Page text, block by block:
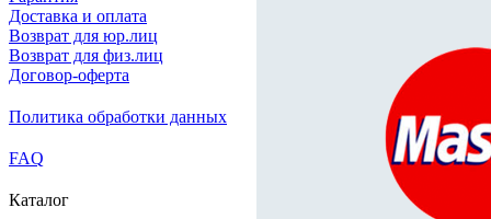
Доставка и оплата
Возврат для юр.лиц
Возврат для физ.лиц
Договор-оферта
Политика обработки данных
FAQ
Каталог